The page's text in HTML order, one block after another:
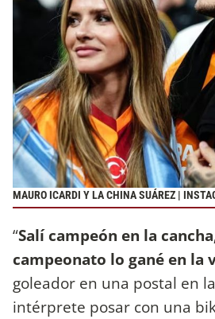
MAURO ICARDI Y LA CHINA SUÁREZ |
“Salí campeón en la
campeonato lo gané en la
goleador en una postal en
intérprete posar con una